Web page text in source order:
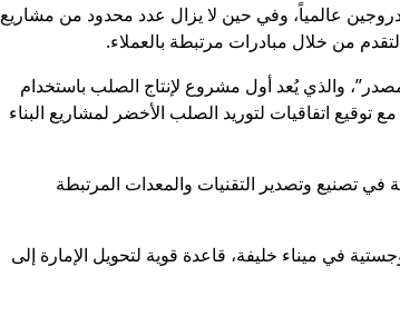
عالمياً، وفي حين لا يزال عدد محدود من مشاريع
من خلال مبادرات مرتبطة بالعملاء.
والذي يُعد أول مشروع لإنتاج الصلب باستخدام
اتفاقيات لتوريد الصلب الأخضر لمشاريع البناء
في تصنيع وتصدير التقنيات والمعدات المرتبطة
في ميناء خليفة، قاعدة قوية لتحويل الإمارة إلى